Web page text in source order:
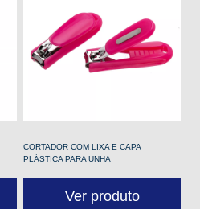
CORTADOR COM LIXA E CAPA
PLÁSTICA PARA UNHA
Ver produto